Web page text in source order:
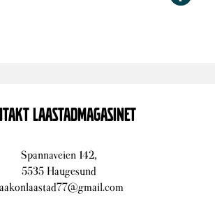
LAASTADMAGASINET
Spannaveien 142,
5535 Haugesund